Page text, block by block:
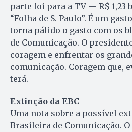
parte foi para a TV — R$ 1,23
“Folha de S. Paulo”. É um
torna pálido o gasto com os
de Comunicação. O
coragem e enfrentar os
comunicação. Coragem que,
terá.
Extinção da EBC
Uma nota sobre a possível
Brasileira de Comunicação.